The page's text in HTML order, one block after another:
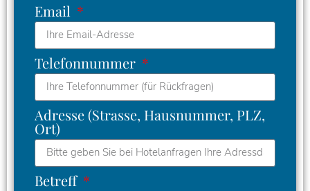
Email
Telefonnummer
Adresse (Strasse, Hausnummer, PLZ,
Ort)
Betreff